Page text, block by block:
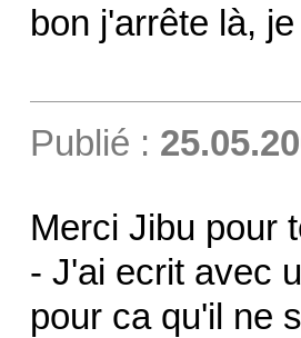
bon j'arrête là,
Publié :
Merci Jibu pour
- J'ai ecrit avec
pour ca qu'il ne